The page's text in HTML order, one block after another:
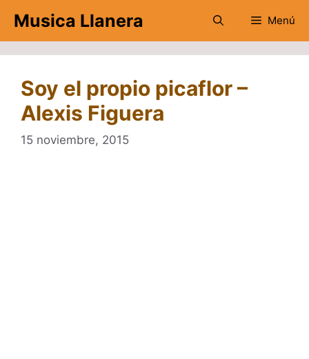
contenido
Musica Llanera Menú
Soy el propio picaflor –
Alexis Figuera
15 noviembre, 2015